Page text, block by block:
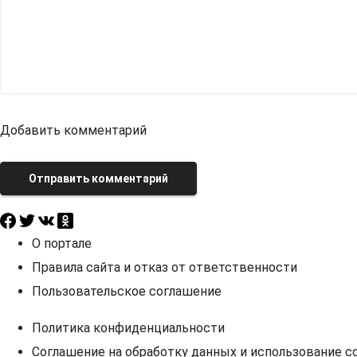
Добавить комментарий
Отправить комментарий
О портале
Правила сайта и отказ от ответственности
Пользовательское соглашение
Политика конфиденциальности
Соглашение на обработку данных и использование